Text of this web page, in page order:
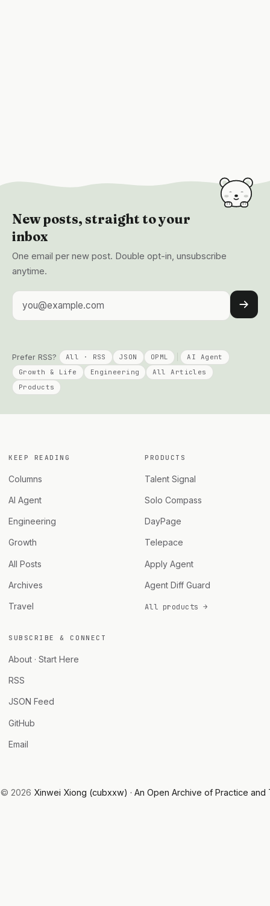
New posts, straight to your
inbox
One email per new post. Double opt-in, unsubscribe
anytime.
Email address
Prefer RSS? All · RSS JSON OPML
AI Agent
Growth & Life
Engineering
All Articles
Products
KEEP READING
Columns
AI Agent
Engineering
Growth
All Posts
Archives
Travel
PRODUCTS
Talent Signal
Solo Compass
DayPage
Telepace
Apply Agent
Agent Diff Guard
All products →
SUBSCRIBE & CONNECT
About · Start Here
RSS
JSON Feed
GitHub
Email
© 2026 Xinwei Xiong (cubxxw) · An Open Archive of Practice and